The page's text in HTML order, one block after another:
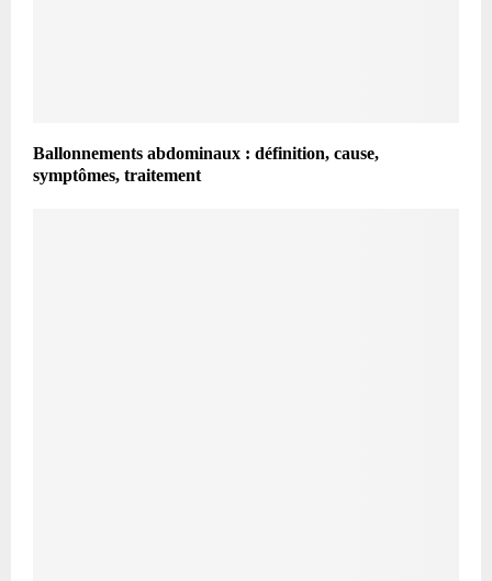
Ballonnements abdominaux : définition, cause,
symptômes, traitement